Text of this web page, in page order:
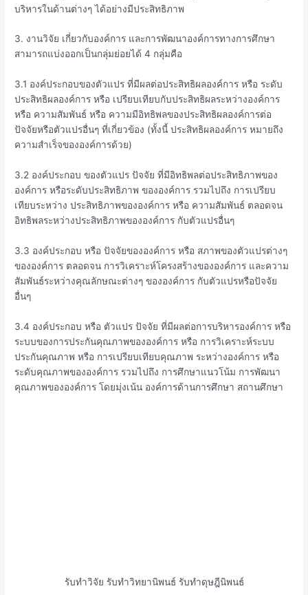
บริหารในด้านต่างๆ ได้อย่างมีประสิทธิภาพ
3. งานวิจัย เกี่ยวกับองค์การ และการพัฒนาองค์การทางการศึกษา
สามารถแบ่งออกเป็นกลุ่มย่อยได้ 4 กลุ่มคือ
3.1 องค์ประกอบของตัวแปร ที่มีผลต่อประสิทธิผลองค์การ หรือ ระดับ
ประสิทธิผลองค์การ หรือ เปรียบเทียบกับประสิทธิผลระหว่างองค์การ
หรือ ความสัมพันธ์ หรือ ความมีอิทธิพลของประสิทธิผลองค์การต่อ
ปัจจัยหรือตัวแปรอื่นๆ ที่เกี่ยวข้อง (ทั้งนี้ ประสิทธิผลองค์การ หมายถึง
ความสำเร็จขององค์การด้วย)
3.2 องค์ประกอบ ของตัวแปร ปัจจัย ที่มีอิทธิพลต่อประสิทธิภาพของ
องค์การ หรือระดับประสิทธิภาพ ขององค์การ รวมไปถึง การเปรียบ
เทียบระหว่าง ประสิทธิภาพขององค์การ หรือ ความสัมพันธ์ ตลอดจน
อิทธิพลระหว่างประสิทธิภาพขององค์การ กับตัวแปรอื่นๆ
3.3 องค์ประกอบ หรือ ปัจจัยขององค์การ หรือ สภาพของตัวแปรต่างๆ
ขององค์การ ตลอดจน การวิเคราะห์โครงสร้างขององค์การ และความ
สัมพันธ์ระหว่างคุณลักษณะต่างๆ ขององค์การ กับตัวแปรหรือปัจจัย
อื่นๆ
3.4 องค์ประกอบ หรือ ตัวแปร ปัจจัย ที่มีผลต่อการบริหารองค์การ หรือ
ระบบของการประกันคุณภาพขององค์การ หรือ การวิเคราะห์ระบบ
ประกันคุณภาพ หรือ การเปรียบเทียบคุณภาพ ระหว่างองค์การ หรือ
ระดับคุณภาพขององค์การ รวมไปถึง การศึกษาแนวโน้ม การพัฒนา
คุณภาพขององค์การ โดยมุ่งเน้น องค์การด้านการศึกษา สถานศึกษา
รับทำวิจัย รับทำวิทยานิพนธ์ รับทำดุษฎีนิพนธ์